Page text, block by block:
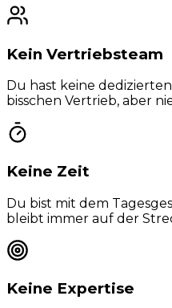
Kein Vertriebsteam
Du hast keine
bisschen Vertrieb, aber
Keine Zeit
Du bist mit dem
bleibt immer auf der
Keine Expertise